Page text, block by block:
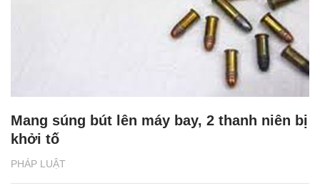
PHÁP LUẬT
Mang súng bút lên máy bay, 2 thanh niên bị
khởi tố